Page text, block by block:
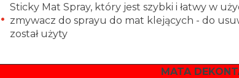
Sticky Mat Spray, który jest szybki i łatwy w
zmywacz do sprayu do mat klejących - do
został użyty
MATA